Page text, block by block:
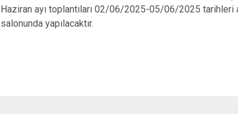
Haziran ayı toplantıları 02/06/2025-05/06/2025 tarihleri
salonunda yapılacaktır.